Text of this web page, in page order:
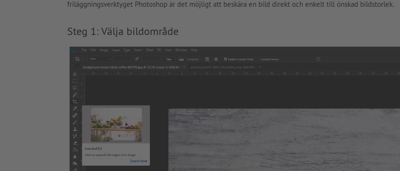
friläggningsverktyget Photoshop är det möjligt att beskära en bild direkt och enkelt till önskad bildstorlek.
Steg 1: Välja bildområde